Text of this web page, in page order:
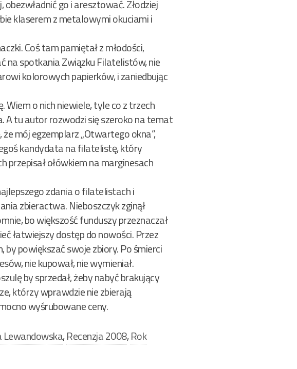
obezwładnić go i aresztować. Złodziej
klaserem z metalowymi okuciami i
Coś tam pamiętał z młodości,
na spotkania Związku Filatelistów, nie
kolorowych papierków, i zaniedbując
Wiem o nich niewiele, tyle co z trzech
A tu autor rozwodzi się szeroko na temat
mój egzemplarz „Otwartego okna”,
kandydata na filatelistę, który
ołówkiem na marginesach
zdania o filatelistach i
zbieractwa. Nieboszczyk zginął
bo większość funduszy przeznaczał
łatwiejszy dostęp do nowości. Przez
powiększać swoje zbiory. Po śmierci
nie kupował, nie wymieniał.
by sprzedał, żeby nabyć brakujący
którzy wprawdzie nie zbierają
wyśrubowane ceny.
Lewandowska,Recenzja 2008,Rok